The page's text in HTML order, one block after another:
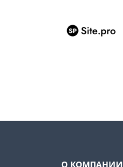
О КОМПАНИИ